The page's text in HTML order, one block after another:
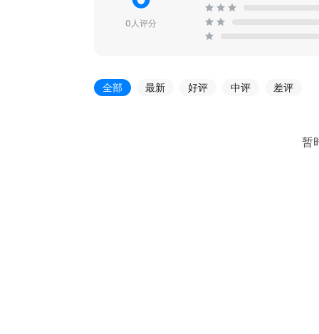
0人评分
全部 最新 好评 中评 差评